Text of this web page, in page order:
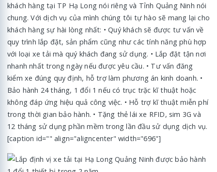
khách hàng tại TP Hạ Long nói riêng và Tỉnh Quảng Ninh nói
chung. Với dịch vụ của mình chúng tôi tự hào sẽ mang lại cho
khách hàng sự hài lòng nhất: • Quý khách sẽ được tư vấn về
quy trình lắp đặt, sản phẩm cũng như các tính năng phù hợp
với loại xe tải mà quý khách đang sử dụng. • Lắp đặt tận nơi
nhanh nhất trong ngày nếu được yêu cầu. • Tư vấn đăng
kiểm xe đúng quy định, hỗ trợ làm phương án kinh doanh. •
Bảo hành 24 tháng, 1 đổi 1 nếu có trục trặc kĩ thuật hoặc
không đáp ứng hiệu quả công việc. • Hỗ trợ kĩ thuật miễn phí
trong thời gian bảo hành. • Tặng thẻ lái xe RFID, sim 3G và
12 tháng sử dụng phần mềm trong lần đầu sử dụng dịch vụ.
[caption id="" align="aligncenter" width="696"]